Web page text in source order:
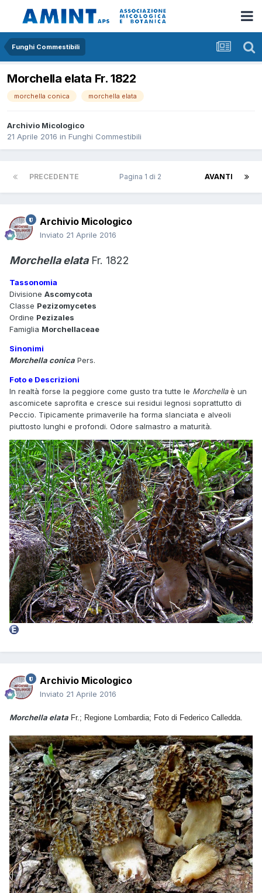
Funghi Commestibili
Morchella elata Fr. 1822
morchella conica morchella elata
Archivio Micologico
21 Aprile 2016 in Funghi Commestibili
PRECEDENTE AVANTI
Pagina 1 di 2
Archivio Micologico
Inviato 21 Aprile 2016
Morchella elataFr. 1822
Tassonomia
Divisione Ascomycota
Classe Pezizomycetes
Ordine Pezizales
Famiglia Morchellaceae
Sinonimi
Morchella conica Pers.
Foto e Descrizioni
In realtà forse la peggiore come gusto tra tutte le Morchellaè un
ascomicete saprofita e cresce sui residui legnosi soprattutto di
Peccio. Tipicamente primaverile ha forma slanciata e alveoli
piuttosto lunghi e profondi. Odore salmastro a maturità.
Archivio Micologico
Inviato 21 Aprile 2016
Morchella elata Fr.; Regione Lombardia; Foto di Federico Calledda.